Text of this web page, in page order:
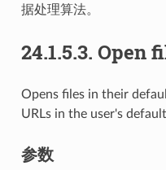
据处理算法。
24.1.5.3. Open
Opens files in their
URLs in the user's
参数